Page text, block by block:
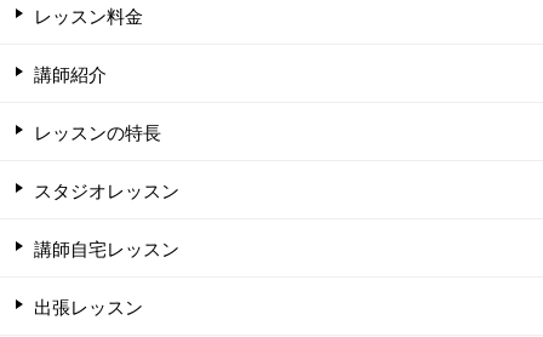
レッスン料金
講師紹介
レッスンの特長
スタジオレッスン
講師自宅レッスン
出張レッスン